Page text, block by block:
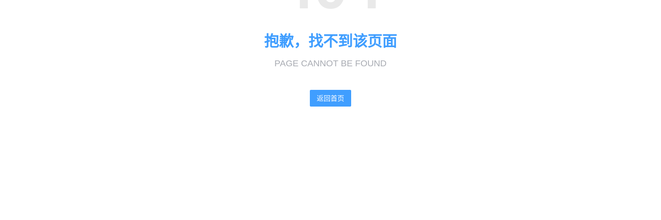
抱歉，找不到该页面
PAGE CANNOT BE FOUND
返回首页